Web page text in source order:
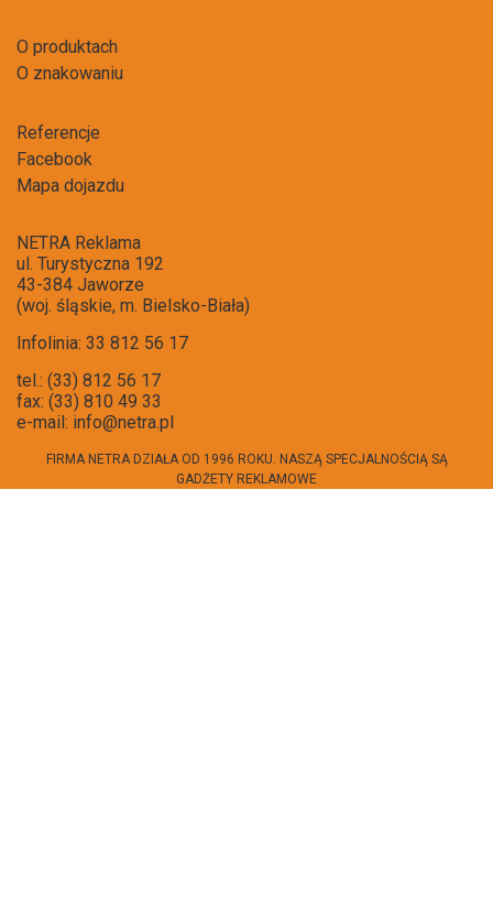
O produktach
O znakowaniu
Referencje
Facebook
Mapa dojazdu
NETRA Reklama
ul. Turystyczna 192
43-384 Jaworze
(woj. śląskie, m. Bielsko-Biała)
Infolinia: 33 812 56 17
tel.: (33) 812 56 17
fax: (33) 810 49 33
e-mail: info@netra.pl
FIRMA NETRA DZIAŁA OD 1996 ROKU. NASZĄ SPECJALNOŚCIĄ SĄ
GADŻETY REKLAMOWE